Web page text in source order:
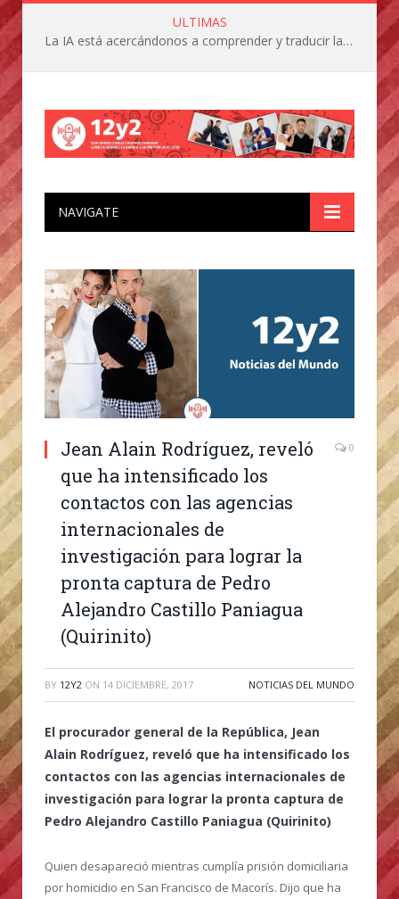
ULTIMAS
La IA está acercándonos a comprender y traducir las vocalizaciones y comportamientos de nuestras mascotas
NAVIGATE
Jean Alain Rodríguez, reveló
que ha intensificado los
contactos con las agencias
internacionales de
investigación para lograr la
pronta captura de Pedro
Alejandro Castillo Paniagua
(Quirinito)
0
BY 12Y2 ON 14 DICIEMBRE, 2017 NOTICIAS DEL MUNDO
El procurador general de la República, Jean
Alain Rodríguez, reveló que ha intensificado los
contactos con las agencias internacionales de
investigación para lograr la pronta captura de
Pedro Alejandro Castillo Paniagua (Quirinito)
Quien desapareció mientras cumplía prisión domiciliaria
por homicidio en San Francisco de Macorís. Dijo que ha